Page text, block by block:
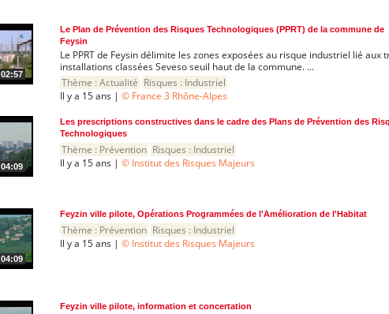
02:57
Le Plan de Prévention des Risques Technologiques (PPRT) de la commune de
Feysin
Le PPRT de Feysin délimite les zones exposées au risque industriel lié aux
installations classées Seveso seuil haut de la commune. ...
Thème : Actualité Risques : Industriel
Il y a 15 ans | © France 3 Rhône-Alpes
04:09
Les prescriptions constructives dans le cadre des Plans de Prévention des
Technologiques
Thème : Prévention Risques : Industriel
Il y a 15 ans | © Institut des Risques Majeurs
04:09
Feyzin ville pilote, Opérations Programmées de l'Amélioration de l'Habitat
Thème : Prévention Risques : Industriel
Il y a 15 ans | © Institut des Risques Majeurs
Feyzin ville pilote, information et concertation